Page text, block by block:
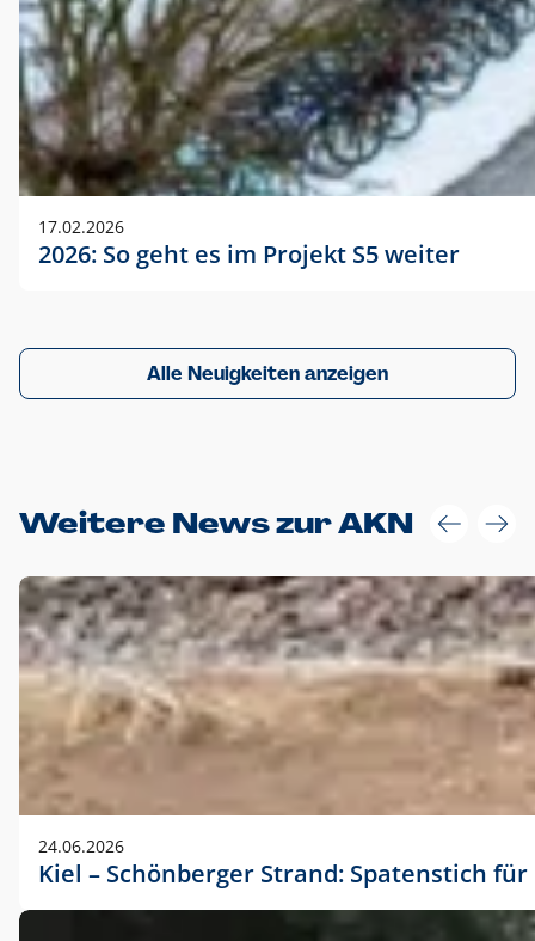
17.02.2026
2026: So geht es im Projekt S5 weiter
Alle Neuigkeiten anzeigen
Weitere News zur AKN
24.06.2026
Kiel – Schönberger Strand: Spatenstich